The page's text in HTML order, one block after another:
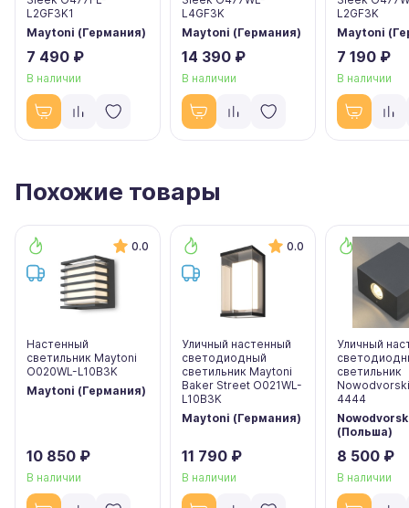
L2GF3K1
Maytoni (Германия)
7 490 ₽
В наличии
L4GF3K
Maytoni (Германия)
14 390 ₽
В наличии
L2GF3K
Maytoni
7 190 ₽
В наличии
Похожие товары
0.0
Настенный
светильник Maytoni
O020WL-L10B3K
Maytoni (Германия)
10 850 ₽
В наличии
0.0
Уличный настенный
светодиодный
светильник Maytoni
Baker Street O021WL-
L10B3K
Maytoni (Германия)
11 790 ₽
В наличии
Уличный
светильник
4444
(Польша)
8 500 ₽
В наличии